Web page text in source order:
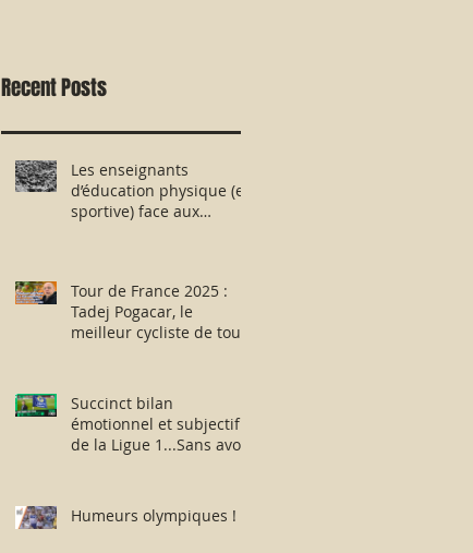
Recent Posts
Les enseignants
d’éducation physique (et
sportive) face aux
en milieu hostile !
Tour de France 2025 :
Tadej Pogacar, le
meilleur cycliste de tous
Armstrong revisitée ?
Succinct bilan
émotionnel et subjectif
de la Ligue 1...Sans avoir
Humeurs olympiques !